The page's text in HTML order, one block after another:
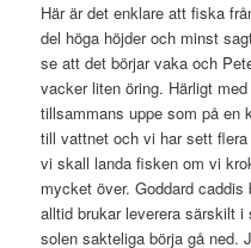
Här är det enklare att fiska
del höga höjder och minst
se att det börjar vaka och
vacker liten öring. Härligt
tillsammans uppe som på en
till vattnet och vi har sett
vi skall landa fisken om vi
mycket över. Goddard
alltid brukar leverera särskilt
solen sakteliga börja gå ned.